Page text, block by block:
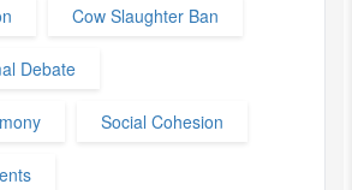
Cow Slaughter Ban
Debate
Social Cohesion